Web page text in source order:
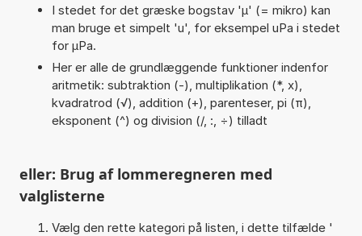
I stedet for det græske bogstav 'µ' (= mikro) kan
man bruge et simpelt 'u', for eksempel uPa i stedet
for µPa.
Her er alle de grundlæggende funktioner indenfor
aritmetik: subtraktion (-), multiplikation (*, x),
kvadratrod (√), addition (+), parenteser, pi (π),
eksponent (^) og division (/, :, ÷) tilladt
eller: Brug af lommeregneren med
valglisterne
Vælg den rette kategori på listen, i dette tilfælde '